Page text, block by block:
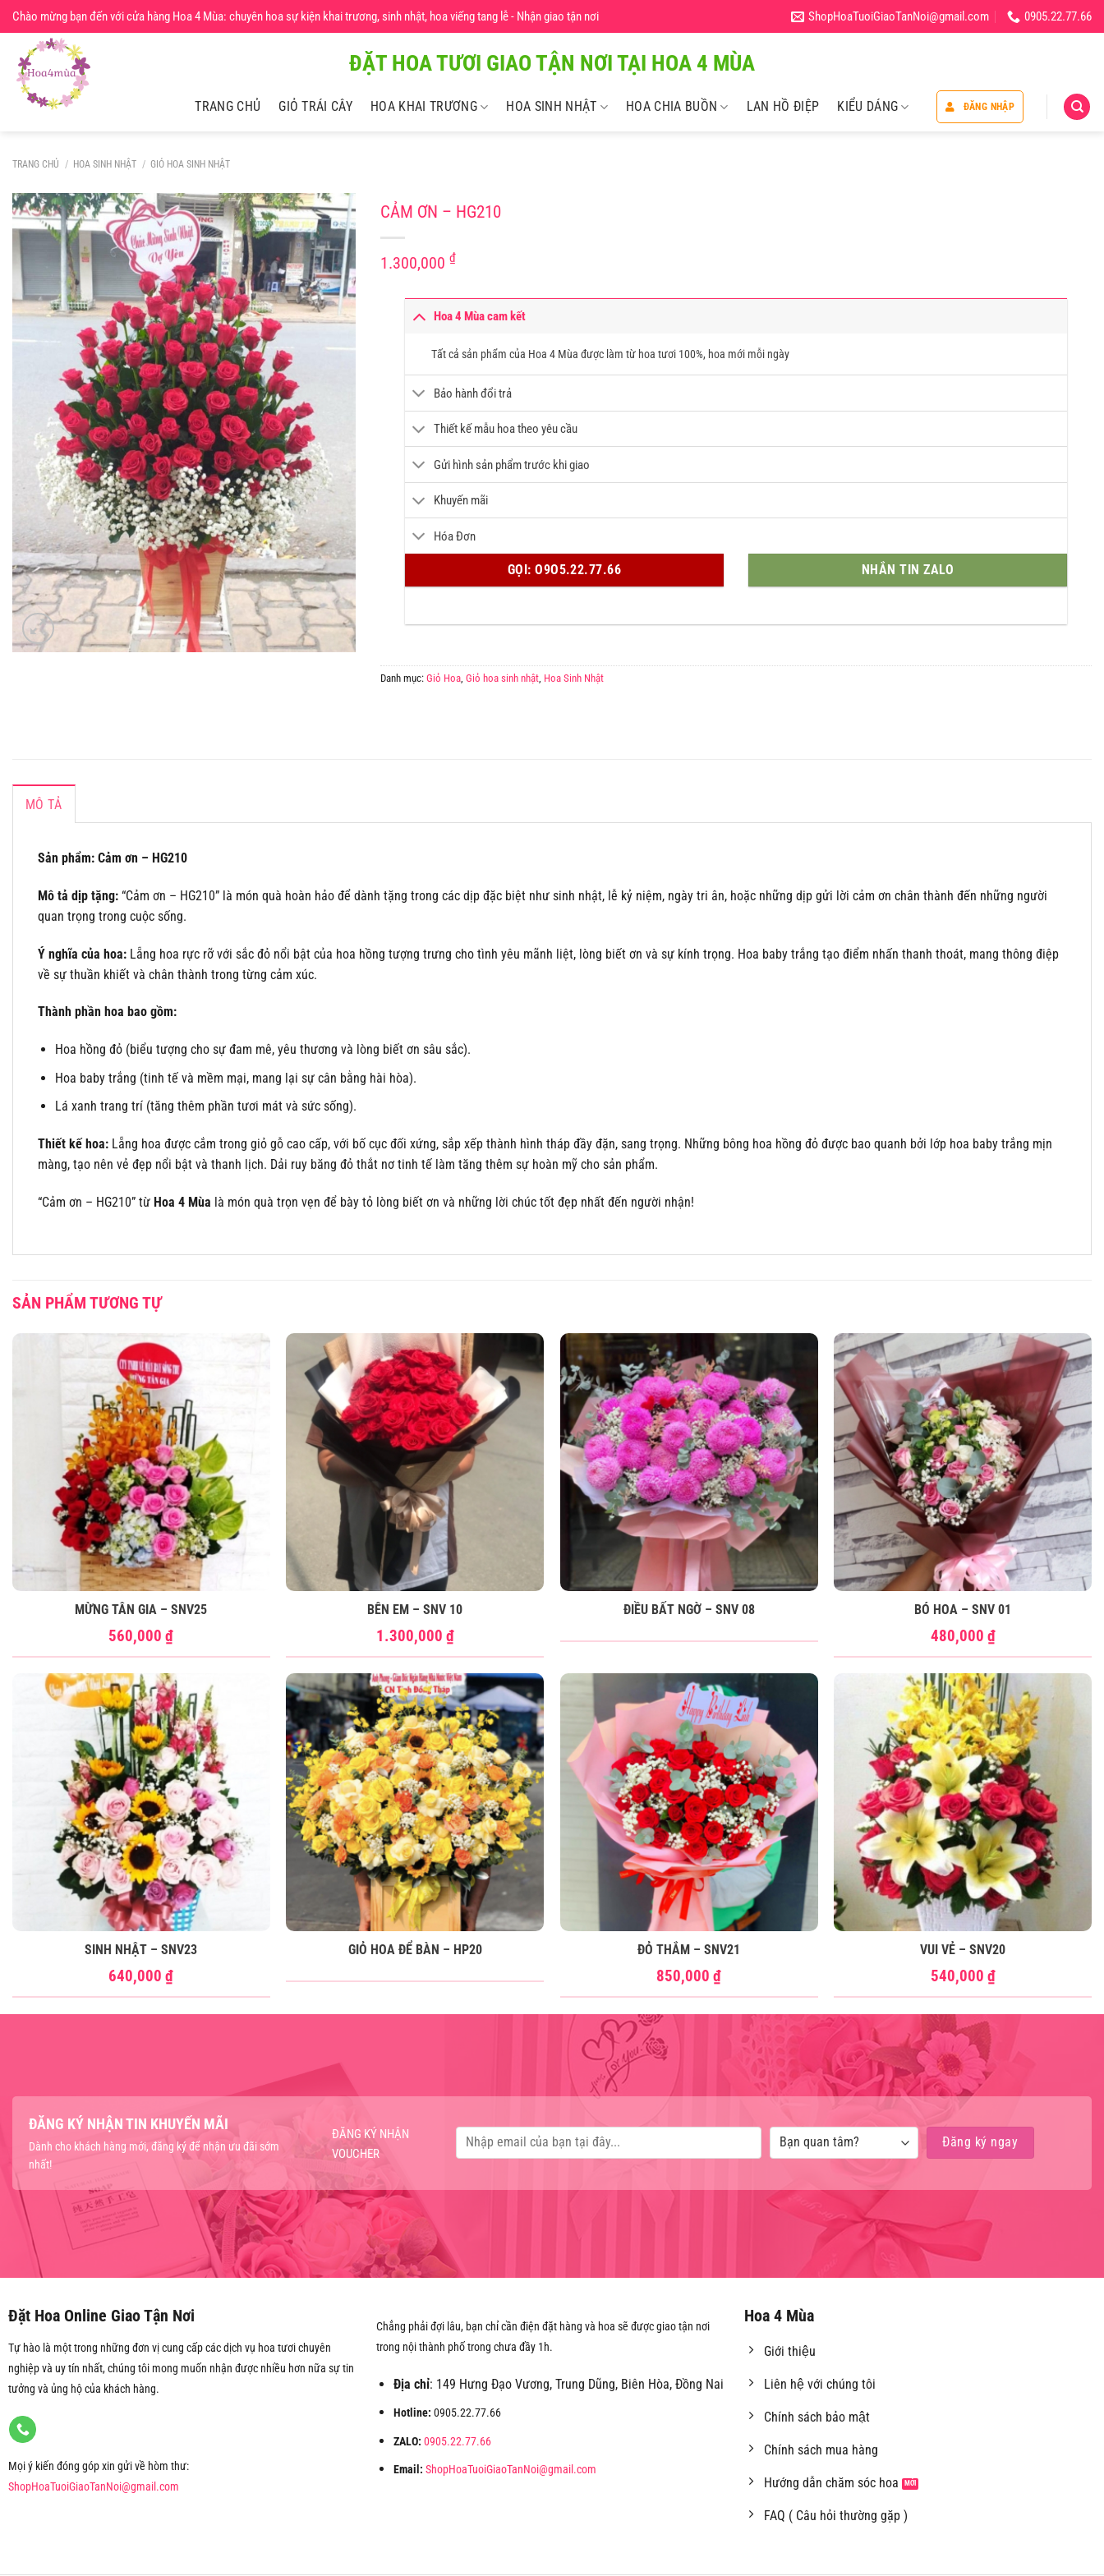
Chuyển
đến
dung
Chào mừng bạn đến với cửa hàng Hoa 4 Mùa: chuyên hoa sự kiện khai trương, sinh nhật, hoa viếng tang lễ - Nhận giao tận nơi ShopHoaTuoiGiaoTanNoi@gmail.com 0905.22.77.66
ĐẶT HOA TƯƠI GIAO TẬN NƠI TẠI HOA 4 MÙA
TRANG CHỦ GIỎ TRÁI CÂY HOA KHAI TRƯƠNG HOA SINH NHẬT HOA CHIA BUỒN LAN HỒ ĐIỆP KIỂU DÁNG ĐĂNG NHẬP
TRANG CHỦ / HOA SINH NHẬT / GIỎ HOA SINH NHẬT
CẢM ƠN – HG210
1.300,000 ₫
Hoa 4 Mùa cam kết
Tất cả sản phẩm của Hoa 4 Mùa được làm từ hoa tươi 100%, hoa mới mỗi ngày
Bảo hành đổi trả
Thiết kế mẫu hoa theo yêu cầu
Gửi hình sản phẩm trước khi giao
Khuyến mãi
Hóa Đơn
GỌI: O9O5.22.77.66 NHẮN TIN ZALO
Danh mục: Giỏ Hoa, Giỏ hoa sinh nhật, Hoa Sinh Nhật
MÔ TẢ
Sản phẩm: Cảm ơn – HG210
Mô tả dịp tặng: “Cảm ơn – HG210” là món quà hoàn hảo để dành tặng trong các dịp đặc biệt như sinh nhật, lễ kỷ niệm, ngày tri ân, hoặc những dịp gửi lời cảm ơn chân thành đến những người
quan trọng trong cuộc sống.
Ý nghĩa của hoa: Lẵng hoa rực rỡ với sắc đỏ nổi bật của hoa hồng tượng trưng cho tình yêu mãnh liệt, lòng biết ơn và sự kính trọng. Hoa baby trắng tạo điểm nhấn thanh thoát, mang thông điệp
về sự thuần khiết và chân thành trong từng cảm xúc.
Thành phần hoa bao gồm:
Hoa hồng đỏ (biểu tượng cho sự đam mê, yêu thương và lòng biết ơn sâu sắc).
Hoa baby trắng (tinh tế và mềm mại, mang lại sự cân bằng hài hòa).
Lá xanh trang trí (tăng thêm phần tươi mát và sức sống).
Thiết kế hoa: Lẵng hoa được cắm trong giỏ gỗ cao cấp, với bố cục đối xứng, sắp xếp thành hình tháp đầy đặn, sang trọng. Những bông hoa hồng đỏ được bao quanh bởi lớp hoa baby trắng mịn
màng, tạo nên vẻ đẹp nổi bật và thanh lịch. Dải ruy băng đỏ thắt nơ tinh tế làm tăng thêm sự hoàn mỹ cho sản phẩm.
“Cảm ơn – HG210” từ Hoa 4 Mùa là món quà trọn vẹn để bày tỏ lòng biết ơn và những lời chúc tốt đẹp nhất đến người nhận!
SẢN PHẨM TƯƠNG TỰ
MỪNG TÂN GIA – SNV25
560,000₫
BÊN EM – SNV 10
1.300,000 ₫
ĐIỀU BẤT NGỜ – SNV 08 BÓ HOA – SNV 01
480,000 ₫
SINH NHẬT – SNV23
640,000₫
GIỎ HOA ĐỂ BÀN – HP20 ĐỎ THẮM – SNV21
850,000₫
VUI VẺ – SNV20
540,000 ₫
ĐĂNG KÝ NHẬN TIN KHUYẾN MÃI
Dành cho khách hàng mới, đăng ký để nhận ưu đãi sớm
nhất!
ĐĂNG KÝ NHẬN
VOUCHER
Đặt Hoa Online Giao Tận Nơi
Tự hào là một trong những đơn vị cung cấp các dịch vụ hoa tươi chuyên
nghiệp và uy tín nhất, chúng tôi mong muốn nhận được nhiều hơn nữa sự tin
tưởng và ủng hộ của khách hàng.
Mọi ý kiến đóng góp xin gửi về hòm thư:
ShopHoaTuoiGiaoTanNoi@gmail.com
Chẳng phải đợi lâu, bạn chỉ cần điện đặt hàng và hoa sẽ được giao tận nơi
trong nội thành phố trong chưa đầy 1h.
Địa chỉ: 149 Hưng Đạo Vương, Trung Dũng, Biên Hòa, Đồng Nai
Hotline: 0905.22.77.66
ZALO: 0905.22.77.66
Email: ShopHoaTuoiGiaoTanNoi@gmail.com
Hoa 4 Mùa
Giới thiệu
Liên hệ với chúng tôi
Chính sách bảo mật
Chính sách mua hàng
Hướng dẫn chăm sóc hoa
FAQ ( Câu hỏi thường gặp )